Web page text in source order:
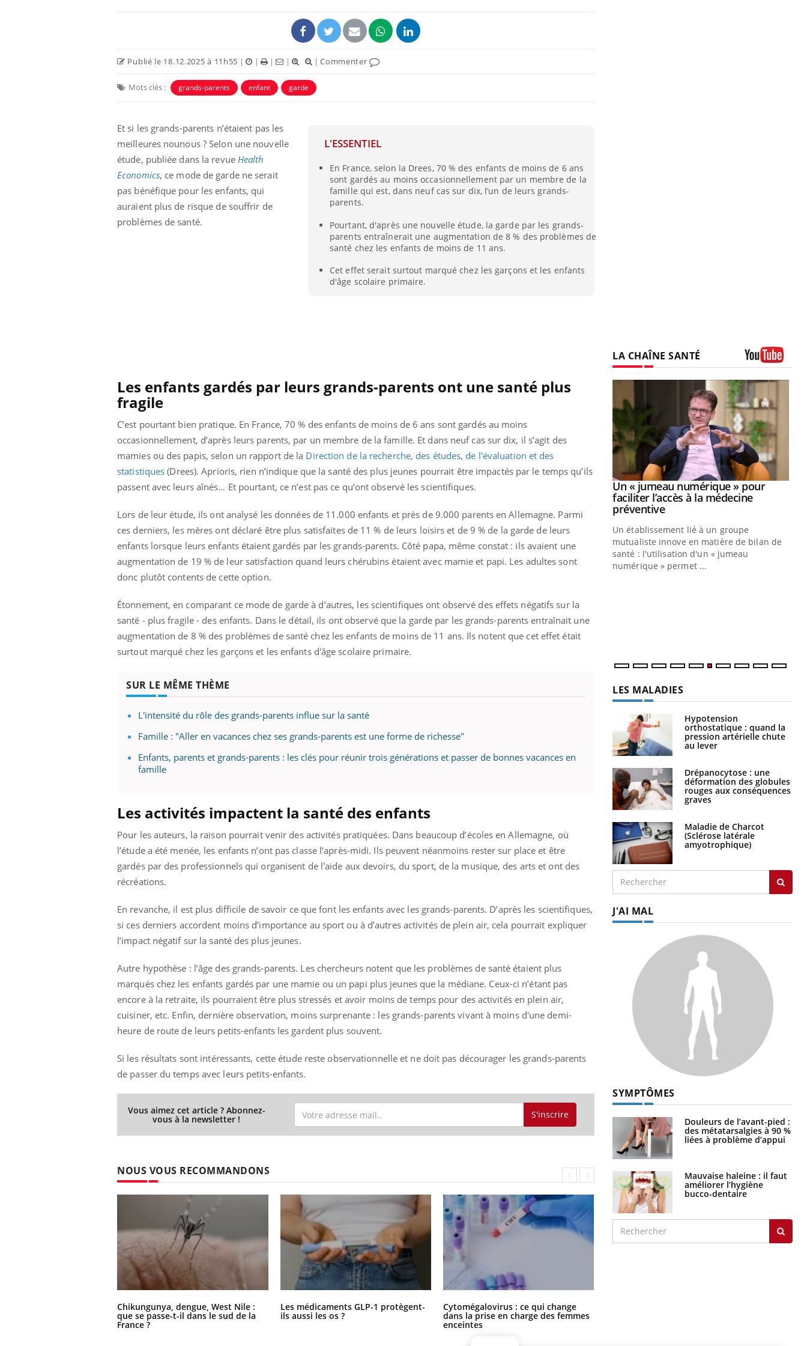
Publié le 18.12.2025 à 11h55 | | | | |Commenter
Mots clés : grands-parents enfant garde
L'ESSENTIEL
En France, selon la Drees, 70 % des enfants de moins de 6 ans
sont gardés au moins occasionnellement par un membre de la
famille qui est, dans neuf cas sur dix, l’un de leurs grands-
parents.
Pourtant, d'après une nouvelle étude, la garde par les grands-
parents entraînerait une augmentation de 8 % des problèmes de
santé chez les enfants de moins de 11 ans.
Cet effet serait surtout marqué chez les garçons et les enfants
d'âge scolaire primaire.
Et si les grands-parents n’étaient pas les
meilleures nounous ? Selon une nouvelle
étude, publiée dans la revue Health
Economics, ce mode de garde ne serait
pas bénéfique pour les enfants, qui
auraient plus de risque de souffrir de
problèmes de santé.
Les enfants gardés par leurs grands-parents ont une santé plus
fragile
C’est pourtant bien pratique. En France, 70 % des enfants de moins de 6 ans sont gardés au moins
occasionnellement, d’après leurs parents, par un membre de la famille. Et dans neuf cas sur dix, il s’agit des
mamies ou des papis, selon un rapport de la Direction de la recherche, des études, de l'évaluation et des
statistiques(Drees). Aprioris, rien n’indique que la santé des plus jeunes pourrait être impactés par le temps qu’ils
passent avec leurs aînés… Et pourtant, ce n’est pas ce qu’ont observé les scientifiques.
Lors de leur étude, ils ont analysé les données de 11.000 enfants et près de 9.000 parents en Allemagne. Parmi
ces derniers, les mères ont déclaré être plus satisfaites de 11 % de leurs loisirs et de 9 % de la garde de leurs
enfants lorsque leurs enfants étaient gardés par les grands-parents. Côté papa, même constat : ils avaient une
augmentation de 19 % de leur satisfaction quand leurs chérubins étaient avec mamie et papi. Les adultes sont
donc plutôt contents de cette option.
Étonnement, en comparant ce mode de garde à d’autres, les scientifiques ont observé des effets négatifs sur la
santé - plus fragile - des enfants. Dans le détail, ils ont observé que la garde par les grands-parents entraînait une
augmentation de 8 % des problèmes de santé chez les enfants de moins de 11 ans. Ils notent que cet effet était
surtout marqué chez les garçons et les enfants d'âge scolaire primaire.
SUR LE MÊME THÈME
L'intensité du rôle des grands-parents influe sur la santé
Famille : "Aller en vacances chez ses grands-parents est une forme de richesse"
Enfants, parents et grands-parents : les clés pour réunir trois générations et passer de bonnes vacances en
famille
Les activités impactent la santé des enfants
Pour les auteurs, la raison pourrait venir des activités pratiquées. Dans beaucoup d’écoles en Allemagne, où
l’étude a été menée, les enfants n’ont pas classe l’après-midi. Ils peuvent néanmoins rester sur place et être
gardés par des professionnels qui organisent de l'aide aux devoirs, du sport, de la musique, des arts et ont des
récréations.
En revanche, il est plus difficile de savoir ce que font les enfants avec les grands-parents. D’après les scientifiques,
si ces derniers accordent moins d’importance au sport ou à d’autres activités de plein air, cela pourrait expliquer
l’impact négatif sur la santé des plus jeunes.
Autre hypothèse : l’âge des grands-parents. Les chercheurs notent que les problèmes de santé étaient plus
marqués chez les enfants gardés par une mamie ou un papi plus jeunes que la médiane. Ceux-ci n’étant pas
encore à la retraite, ils pourraient être plus stressés et avoir moins de temps pour des activités en plein air,
cuisiner, etc. Enfin, dernière observation, moins surprenante : les grands-parents vivant à moins d'une demi-
heure de route de leurs petits-enfants les gardent plus souvent.
Si les résultats sont intéressants, cette étude reste observationnelle et ne doit pas décourager les grands-parents
de passer du temps avec leurs petits-enfants.
Vous aimez cet article ? Abonnez-
vous à la newsletter ! S'inscrire
NOUS VOUS RECOMMANDONS
Chikungunya, dengue, West Nile :
que se passe-t-il dans le sud de la
France ?
Les médicaments GLP-1 protègent-
ils aussi les os ?
Cytomégalovirus : ce qui change
dans la prise en charge des femmes
enceintes
LA CHAÎNE SANTÉ
Insuline & Charge mentale : et si on
osait en parler??
En 2026, l'insuline dans le diabète de type 2
reste entourée d'idées reçues chez les
patients comme parfois chez les soignants.
Youtube
Eczéma Chronique des Mains : se
préparer pour l’été !
L'été arrive… et avec lui, un tout nouveau
rythme de vie ! Vacances, plage, piscine,
soleil, activités en plein air… Nos mains
sont ...
Youtube
Diabète & Ramadan 2026
nombreuses personnes atteintes de
diabète, c'est une période de questions, de
défis, mais ...
Youtube
Un « jumeau numérique » pour
faciliter l’accès à la médecine
préventiveYoutube
Un établissement lié à un groupe
mutualiste innove en matière de bilan de
santé : l'utilisation d'un « jumeau
numérique » permet ...
LES MALADIES
Hypotension
orthostatique : quand la
pression artérielle chute
au lever
Drépanocytose : une
déformation des globules
rouges aux conséquences
graves
Maladie de Charcot
(Sclérose latérale
amyotrophique)
J'AI MAL
SYMPTÔMES
Douleurs de l’avant-pied :
des métatarsalgies à 90 %
liées à problème d’appui
Mauvaise haleine : il faut
améliorer l’hygiène
bucco-dentaire